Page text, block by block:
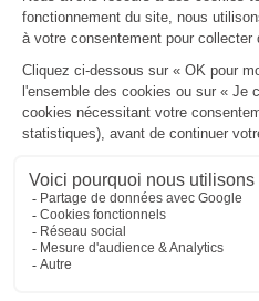
Mentions légalesPolitique de
Plan
MBA ET
235 Rue Helene Boucher,
Bureau